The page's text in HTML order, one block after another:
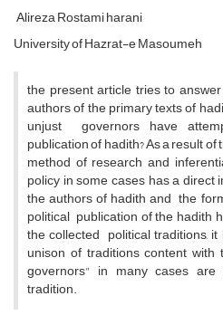
Alireza Rostami harani
University of Hazrat-e Masoumeh
the present article tries to
authors of the primary texts of
unjust governors have
publication of hadith? As a result
method of research and
policy in some cases has a
the authors of hadith and the
political publication of the hadith
the collected political traditions,
unison of traditions content
governors" in many cases
tradition.